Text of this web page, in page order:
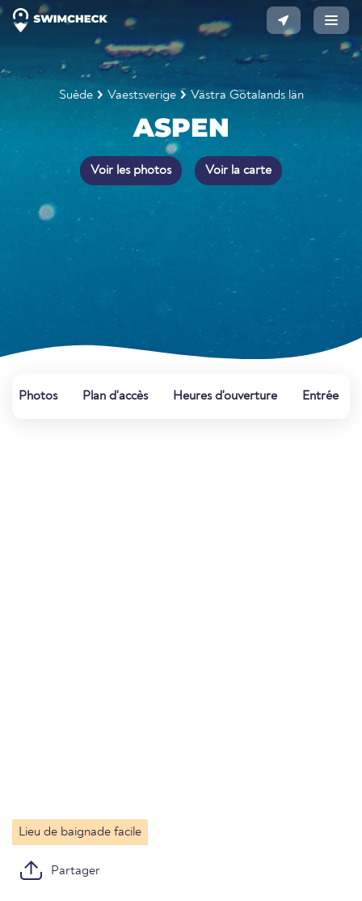
Suède Vaestsverige Västra Götalands län
ASPEN
Voir les photos Voir la carte
Photos Plan d'accès Heures d'ouverture Entrée
Lieu de baignade facile
Partager